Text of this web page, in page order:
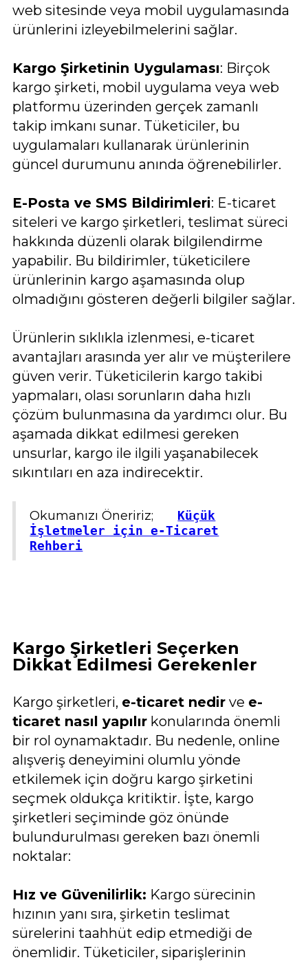
web sitesinde veya mobil uygulamasında
ürünlerini izleyebilmelerini sağlar.
Kargo Şirketinin Uygulaması: Birçok
kargo şirketi, mobil uygulama veya web
platformu üzerinden gerçek zamanlı
takip imkanı sunar. Tüketiciler, bu
uygulamaları kullanarak ürünlerinin
güncel durumunu anında öğrenebilirler.
E-Posta ve SMS Bildirimleri: E-ticaret
siteleri ve kargo şirketleri, teslimat süreci
hakkında düzenli olarak bilgilendirme
yapabilir. Bu bildirimler, tüketicilere
ürünlerinin kargo aşamasında olup
olmadığını gösteren değerli bilgiler sağlar.
Ürünlerin sıklıkla izlenmesi, e-ticaret
avantajları arasında yer alır ve müşterilere
güven verir. Tüketicilerin kargo takibi
yapmaları, olası sorunların daha hızlı
çözüm bulunmasına da yardımcı olur. Bu
aşamada dikkat edilmesi gereken
unsurlar, kargo ile ilgili yaşanabilecek
sıkıntıları en aza indirecektir.
Okumanızı Öneririz;
Küçük
İşletmeler için e-Ticaret
Rehberi
Kargo Şirketleri Seçerken
Dikkat Edilmesi Gerekenler
Kargo şirketleri, e-ticaret nedir ve e-
ticaret nasıl yapılır konularında önemli
bir rol oynamaktadır. Bu nedenle, online
alışveriş deneyimini olumlu yönde
etkilemek için doğru kargo şirketini
seçmek oldukça kritiktir. İşte, kargo
şirketleri seçiminde göz önünde
bulundurulması gereken bazı önemli
noktalar:
Hız ve Güvenilirlik: Kargo sürecinin
hızının yanı sıra, şirketin teslimat
sürelerini taahhüt edip etmediği de
önemlidir. Tüketiciler, siparişlerinin